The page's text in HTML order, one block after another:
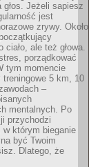
Jeżeli sapiesz
jest
zrywy. Około
ale też głowa.
porządkować
tym momencie
5 km, 10
–
mentalnych. Po
przychodzi
w którym bieganie
być Twoim
Dlatego, że